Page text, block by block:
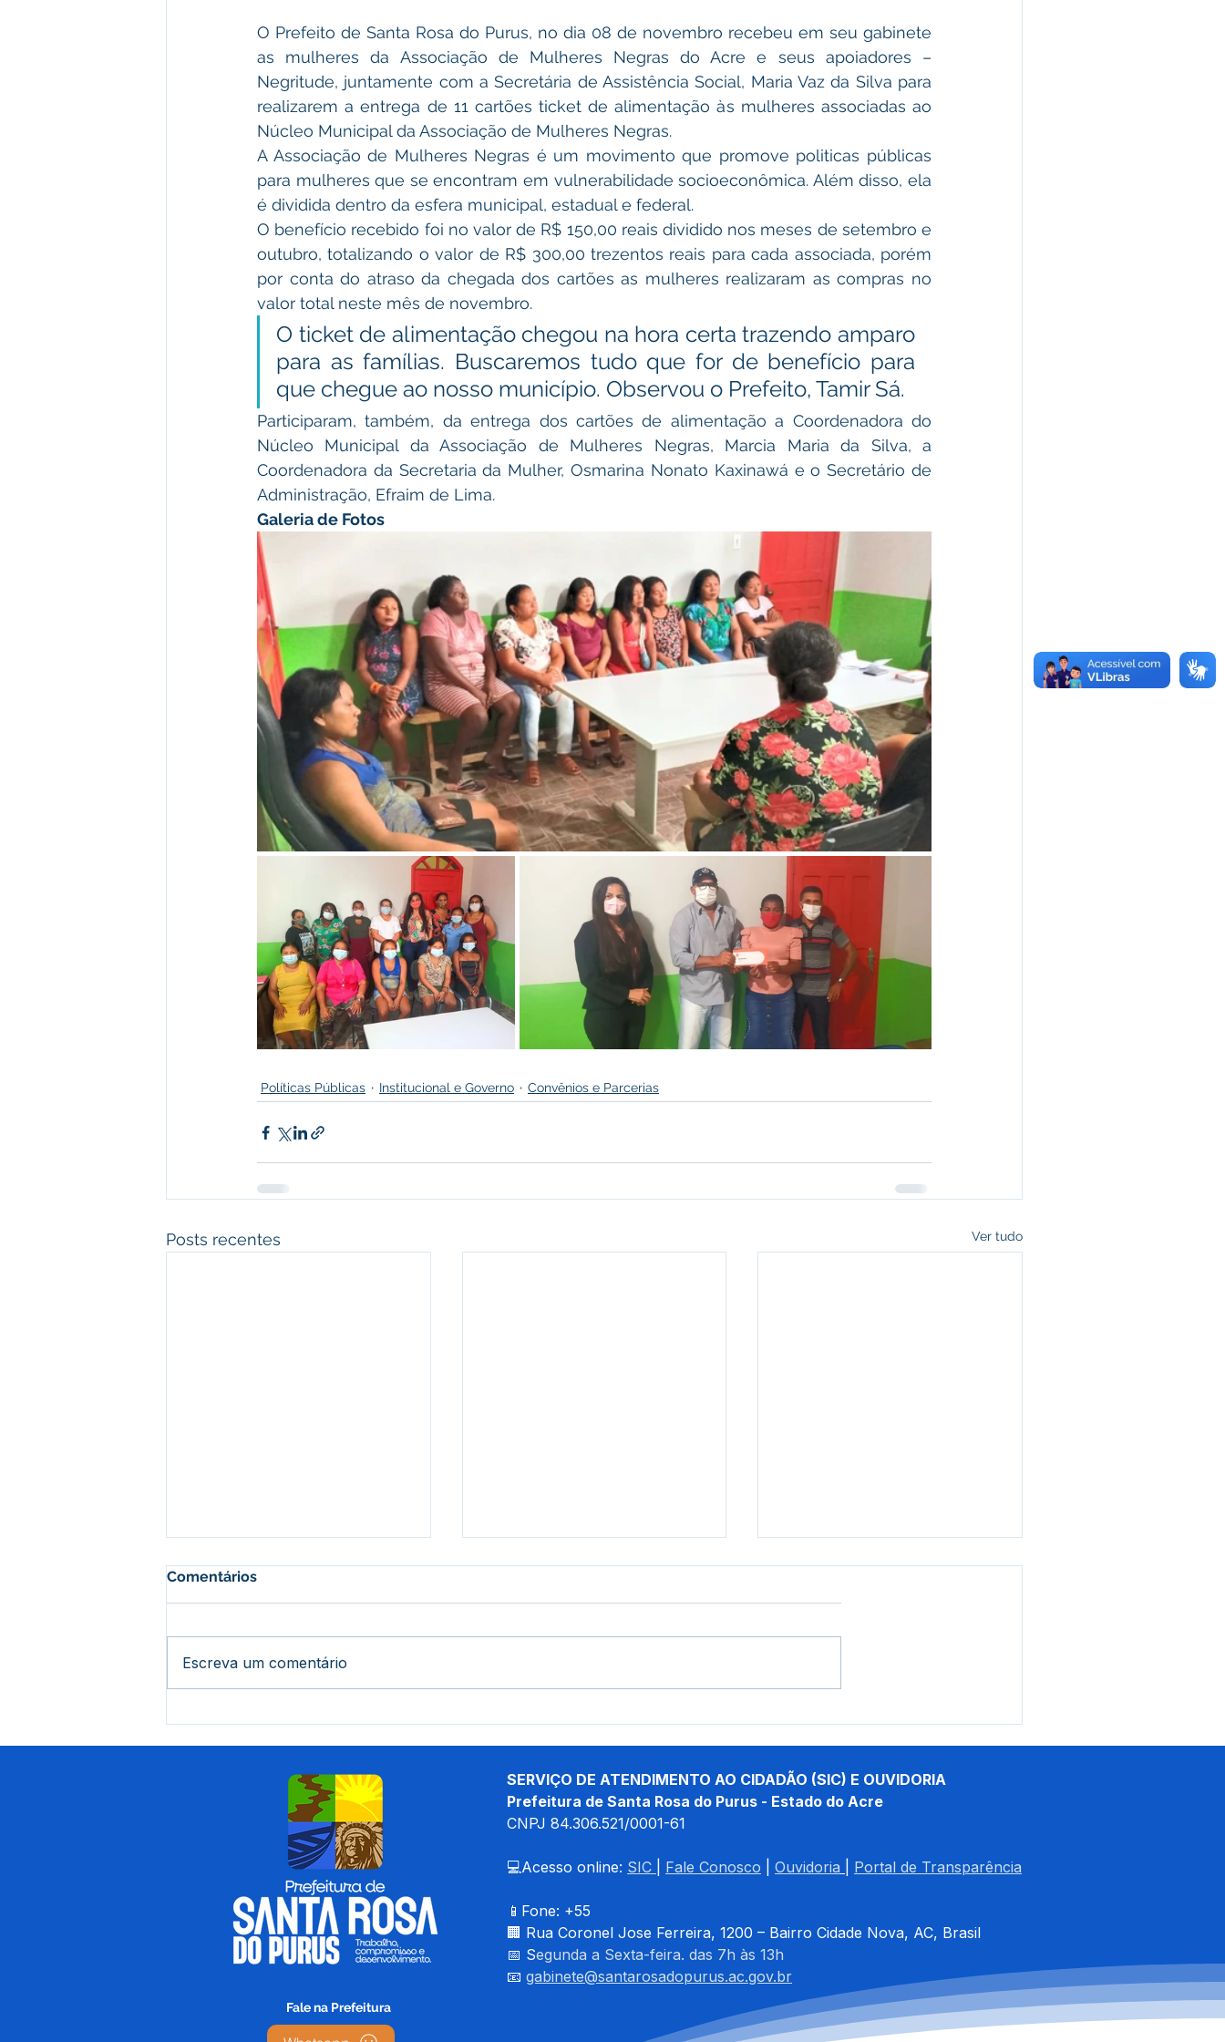
O Prefeito de Santa Rosa do Purus, no dia 08 de novembro recebeu em seu gabinete
as mulheres da Associação de Mulheres Negras do Acre e seus apoiadores –
Negritude, juntamente com a Secretária de Assistência Social, Maria Vaz da Silva para
realizarem a entrega de 11 cartões ticket de alimentação às mulheres associadas ao
Núcleo Municipal da Associação de Mulheres Negras.
A Associação de Mulheres Negras é um movimento que promove politicas públicas
para mulheres que se encontram em vulnerabilidade socioeconômica. Além disso, ela
é dividida dentro da esfera municipal, estadual e federal.
O benefício recebido foi no valor de R$ 150,00 reais dividido nos meses de setembro e
outubro, totalizando o valor de R$ 300,00 trezentos reais para cada associada, porém
por conta do atraso da chegada dos cartões as mulheres realizaram as compras no
valor total neste mês de novembro.
O ticket de alimentação chegou na hora certa trazendo amparo
para as famílias. Buscaremos tudo que for de benefício para
que chegue ao nosso município. Observou o Prefeito, Tamir Sá.
Participaram, também, da entrega dos cartões de alimentação a Coordenadora do
Núcleo Municipal da Associação de Mulheres Negras, Marcia Maria da Silva, a
Coordenadora da Secretaria da Mulher, Osmarina Nonato Kaxinawá e o Secretário de
Administração, Efraim de Lima.
Galeria de Fotos
Políticas Públicas Institucional e Governo Convênios e Parcerias
Posts recentes Ver tudo
conselheiros em Santa
programa Prefeitura
Empreendedora
fortalecimento da
segurança na fronteira
Comentários
Escreva um comentário
SERVIÇO DE ATENDIMENTO AO CIDADÃO (SIC) E OUVIDORIA
Prefeitura de Santa Rosa do Purus - Estado do Acre
CNPJ 84.306.521/0001-61
💻Acesso online: SIC Fale Conosco Ouvidoria Portal de Transparência
📱Fone: +55
🏢 Rua Coronel Jose Ferreira, 1200 – Bairro Cidade Nova, AC, Brasil
📅 Segunda a Sexta-feira. das 7h às 13h
📧 gabinete@santarosadopurus.ac.gov.br
Fale na Prefeitura